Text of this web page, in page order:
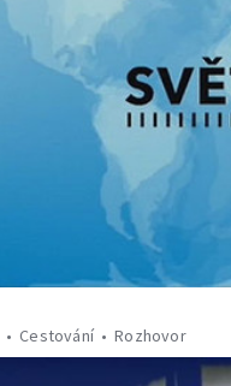
Cestování Rozhovor